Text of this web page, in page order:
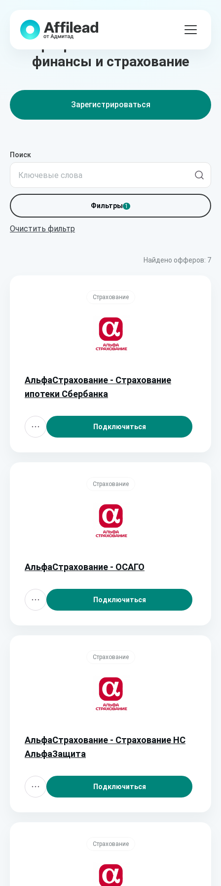
Лучшие партнёрские
программы в сегменте
финансы и страхование
Зарегистрироваться
Поиск
Фильтры 1
Очистить фильтр
Найдено офферов: 7
Страхование
АльфаСтрахование - Страхование
ипотеки Сбербанка
Подключиться
Страхование
АльфаСтрахование - ОСАГО
Подключиться
Страхование
АльфаСтрахование - Страхование НС
АльфаЗащита
Подключиться
Страхование